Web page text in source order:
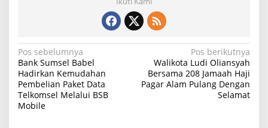
N
a
v
i
Pos sebelumnya
Bank Sumsel Babel
Hadirkan Kemudahan
Pembelian Paket Data
Telkomsel Melalui BSB
Mobile
Pos berikutnya
Walikota Ludi Oliansyah
Bersama 208 Jamaah Haji
Pagar Alam Pulang Dengan
Selamat